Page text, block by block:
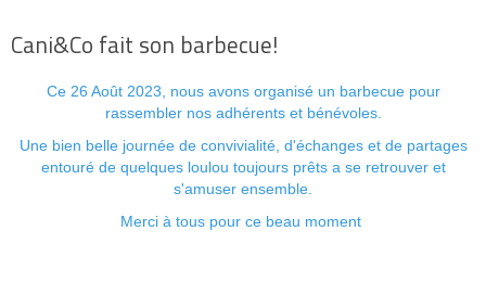
Cani&Co fait son barbecue!
Ce 26 Août 2023, nous avons organisé un barbecue pour
rassembler nos adhérents et bénévoles.
Une bien belle journée de convivialité, d'échanges et de partages
entouré de quelques loulou toujours prêts a se retrouver et
s'amuser ensemble.
Merci à tous pour ce beau moment